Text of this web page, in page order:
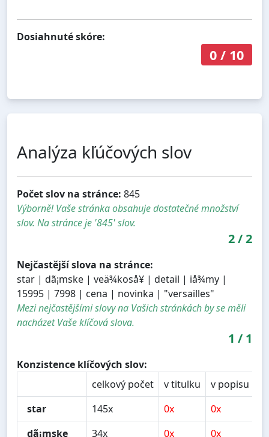
Dosiahnuté skóre:
0/ 10
Analýza kľúčových slov
Počet slov na stránce: 845
Výborně! Vaše stránka obsahuje dostatečné množství
slov. Na stránce je '845' slov.
2/2
Nejčastější slova na stránce:
star | dã¡mske | veä¾koså¥ | detail | iå¾my |
15995 | 7998 | cena | novinka | "versailles"
Mezi nejčastějšími slovy na Vašich stránkách by se měli
nacházet Vaše klíčová slova.
1 / 1
Konzistence klíčových slov:
celkový počet
v titulku v popisu
star
145x 0x 0x
dã¡mske
34x 0x 0x